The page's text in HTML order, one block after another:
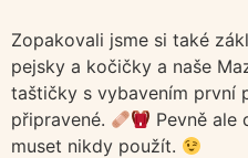
Zopakovali jsme si také
pejsky a kočičky a naše
taštičky s vybavením první
připravené.
Pevně ale
muset nikdy použít.